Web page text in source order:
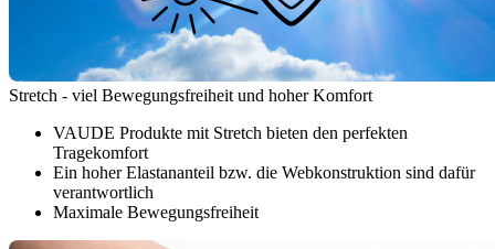
Stretch - viel Bewegungsfreiheit und hoher Komfort
VAUDE Produkte mit Stretch bieten den perfekten
Tragekomfort
Ein hoher Elastananteil bzw. die Webkonstruktion sind dafür
verantwortlich
Maximale Bewegungsfreiheit